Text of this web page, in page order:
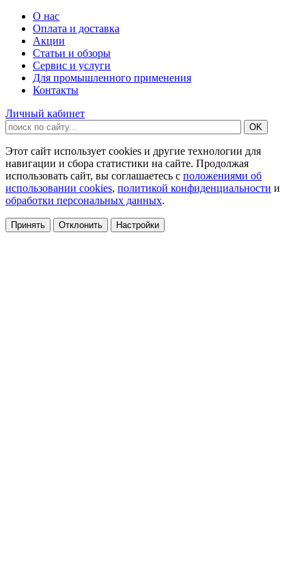
О нас
Оплата и доставка
Акции
Статьи и обзоры
Сервис и услуги
Для промышленного применения
Контакты
Личный кабинет
Этот сайт использует cookies и другие технологии для
навигации и сбора статистики на сайте. Продолжая
использовать сайт, вы соглашаетесь с положениями об
использовании cookies, политикой конфиденциальности и
обработки персональных данных.
Принять Отклонить Настройки